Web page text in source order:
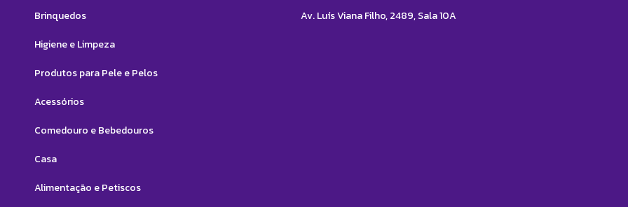
Brinquedos
Higiene e Limpeza
Produtos para Pele e Pelos
Acessórios
Comedouro e Bebedouros
Casa
Alimentação e Petiscos
Av. Luís Viana Filho, 2489, Sala 10A